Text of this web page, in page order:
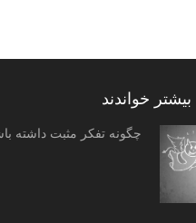
خواندند
چگونه تفکر مثبت داشته